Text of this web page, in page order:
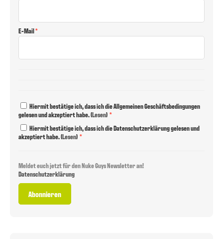
E-Mail
Hiermit bestätige ich, dass ich die Allgemeinen Geschäftsbedingungen
gelesen und akzeptiert habe.(Lesen)
Hiermit bestätige ich, dass ich die Datenschutzerklärung gelesen und
akzeptiert habe.(Lesen)
Meldet euch jetzt für den Nuke Guys Newsletter an!
Datenschutzerklärung
Abonnieren